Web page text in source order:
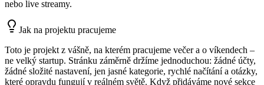
nebo live streamy.
Jak na projektu pracujeme
Toto je projekt z vášně, na kterém pracujeme večer a o víkendech –
ne velký startup. Stránku záměrně držíme jednoduchou: žádné účty,
žádné složité nastavení, jen jasné kategorie, rychlé načítání a otázky,
které opravdu fungují v reálném světě. Když přidáváme nové sekce